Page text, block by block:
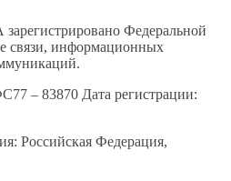
Федеральной
связи, информационных
– 83870 Дата регистрации:
Российская Федерация,